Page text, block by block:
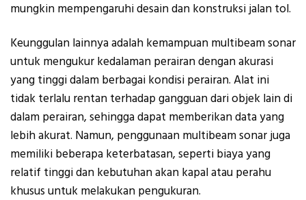
mungkin mempengaruhi desain dan konstruksi jalan tol.
Keunggulan lainnya adalah kemampuan multibeam sonar
untuk mengukur kedalaman perairan dengan akurasi
yang tinggi dalam berbagai kondisi perairan. Alat ini
tidak terlalu rentan terhadap gangguan dari objek lain di
dalam perairan, sehingga dapat memberikan data yang
lebih akurat. Namun, penggunaan multibeam sonar juga
memiliki beberapa keterbatasan, seperti biaya yang
relatif tinggi dan kebutuhan akan kapal atau perahu
khusus untuk melakukan pengukuran.